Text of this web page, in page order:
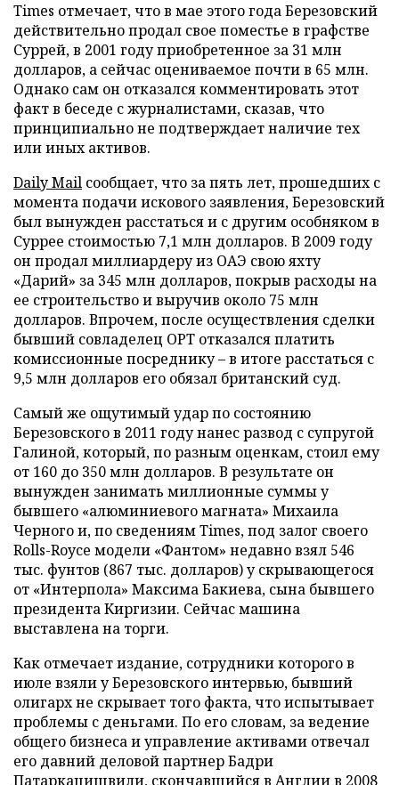
Times отмечает, что в мае этого года Березовский
действительно продал свое поместье в графстве
Суррей, в 2001 году приобретенное за 31 млн
долларов, а сейчас оцениваемое почти в 65 млн.
Однако сам он отказался комментировать этот
факт в беседе с журналистами, сказав, что
принципиально не подтверждает наличие тех
или иных активов.
Daily Mail сообщает, что за пять лет, прошедших с
момента подачи искового заявления, Березовский
был вынужден расстаться и с другим особняком в
Суррее стоимостью 7,1 млн долларов. В 2009 году
он продал миллиардеру из ОАЭ свою яхту
«Дарий» за 345 млн долларов, покрыв расходы на
ее строительство и выручив около 75 млн
долларов. Впрочем, после осуществления сделки
бывший совладелец ОРТ отказался платить
комиссионные посреднику – в итоге расстаться с
9,5 млн долларов его обязал британский суд.
Самый же ощутимый удар по состоянию
Березовского в 2011 году нанес развод с супругой
Галиной, который, по разным оценкам, стоил ему
от 160 до 350 млн долларов. В результате он
вынужден занимать миллионные суммы у
бывшего «алюминиевого магната» Михаила
Черного и, по сведениям Times, под залог своего
Rolls-Royce модели «Фантом» недавно взял 546
тыс. фунтов (867 тыс. долларов) у скрывающегося
от «Интерпола» Максима Бакиева, сына бывшего
президента Киргизии. Сейчас машина
выставлена на торги.
Как отмечает издание, сотрудники которого в
июле взяли у Березовского интервью, бывший
олигарх не скрывает того факта, что испытывает
проблемы с деньгами. По его словам, за ведение
общего бизнеса и управление активами отвечал
его давний деловой партнер Бадри
Патаркацишвили, скончавшийся в Англии в 2008